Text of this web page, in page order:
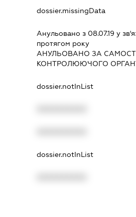
dossier.missingData
Анульовано з 08.07.19 у
протягом року
АНУЛЬОВАНО ЗА
КОНТРОЛЮЮЧОГО
dossier.notInList
dossier.notInList